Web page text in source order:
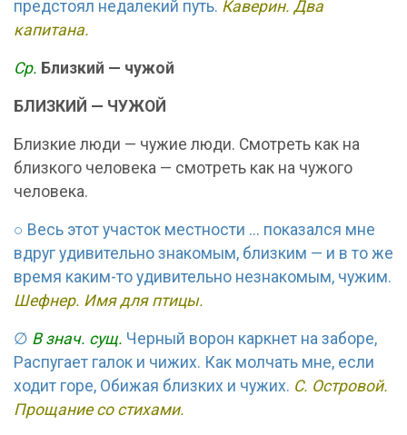
предстоял недалекий путь. Каверин. Два
капитана.
Ср. Близкий — чужой
БЛИЗКИЙ — ЧУЖОЙ
Близкие люди — чужие люди. Смотреть как на
близкого человека — смотреть как на чужого
человека.
○ Весь этот участок местности ... показался мне
вдруг удивительно знакомым, близким — и в то же
время каким-то удивительно незнакомым, чужим.
Шефнер. Имя для птицы.
∅ В знач. сущ. Черный ворон каркнет на заборе,
Распугает галок и чижих. Как молчать мне, если
ходит горе, Обижая близких и чужих. С. Островой.
Прощание со стихами.